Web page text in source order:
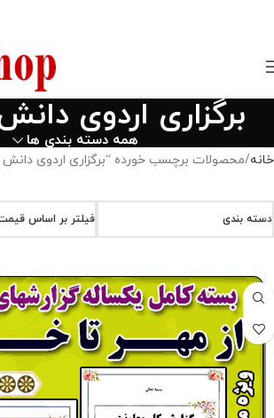
برگزاری اردوی
همه دسته بندی ها
خانه محصولات برچسب خورده “برگزاری اردوی
دسته بندی فیلتر بر اساس